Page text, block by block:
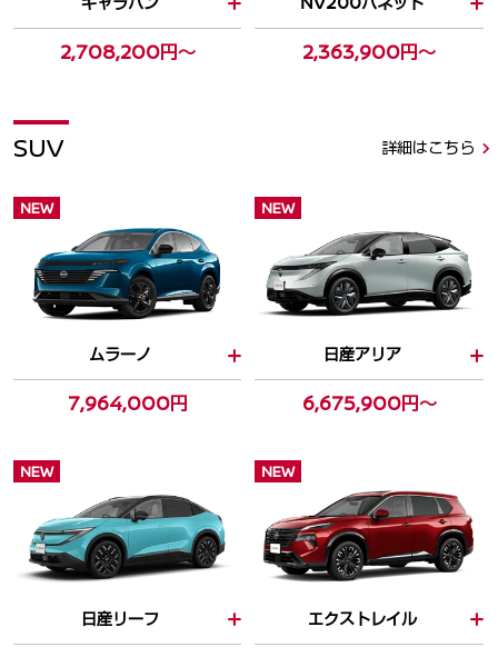
キャラバン
2,708,200円～
NV200バネット
2,363,900円～
SUV 詳細はこちら
NEW
ムラーノ
7,964,000円
NEW
日産アリア
6,675,900円～
NEW
日産リーフ
NEW
エクストレイル